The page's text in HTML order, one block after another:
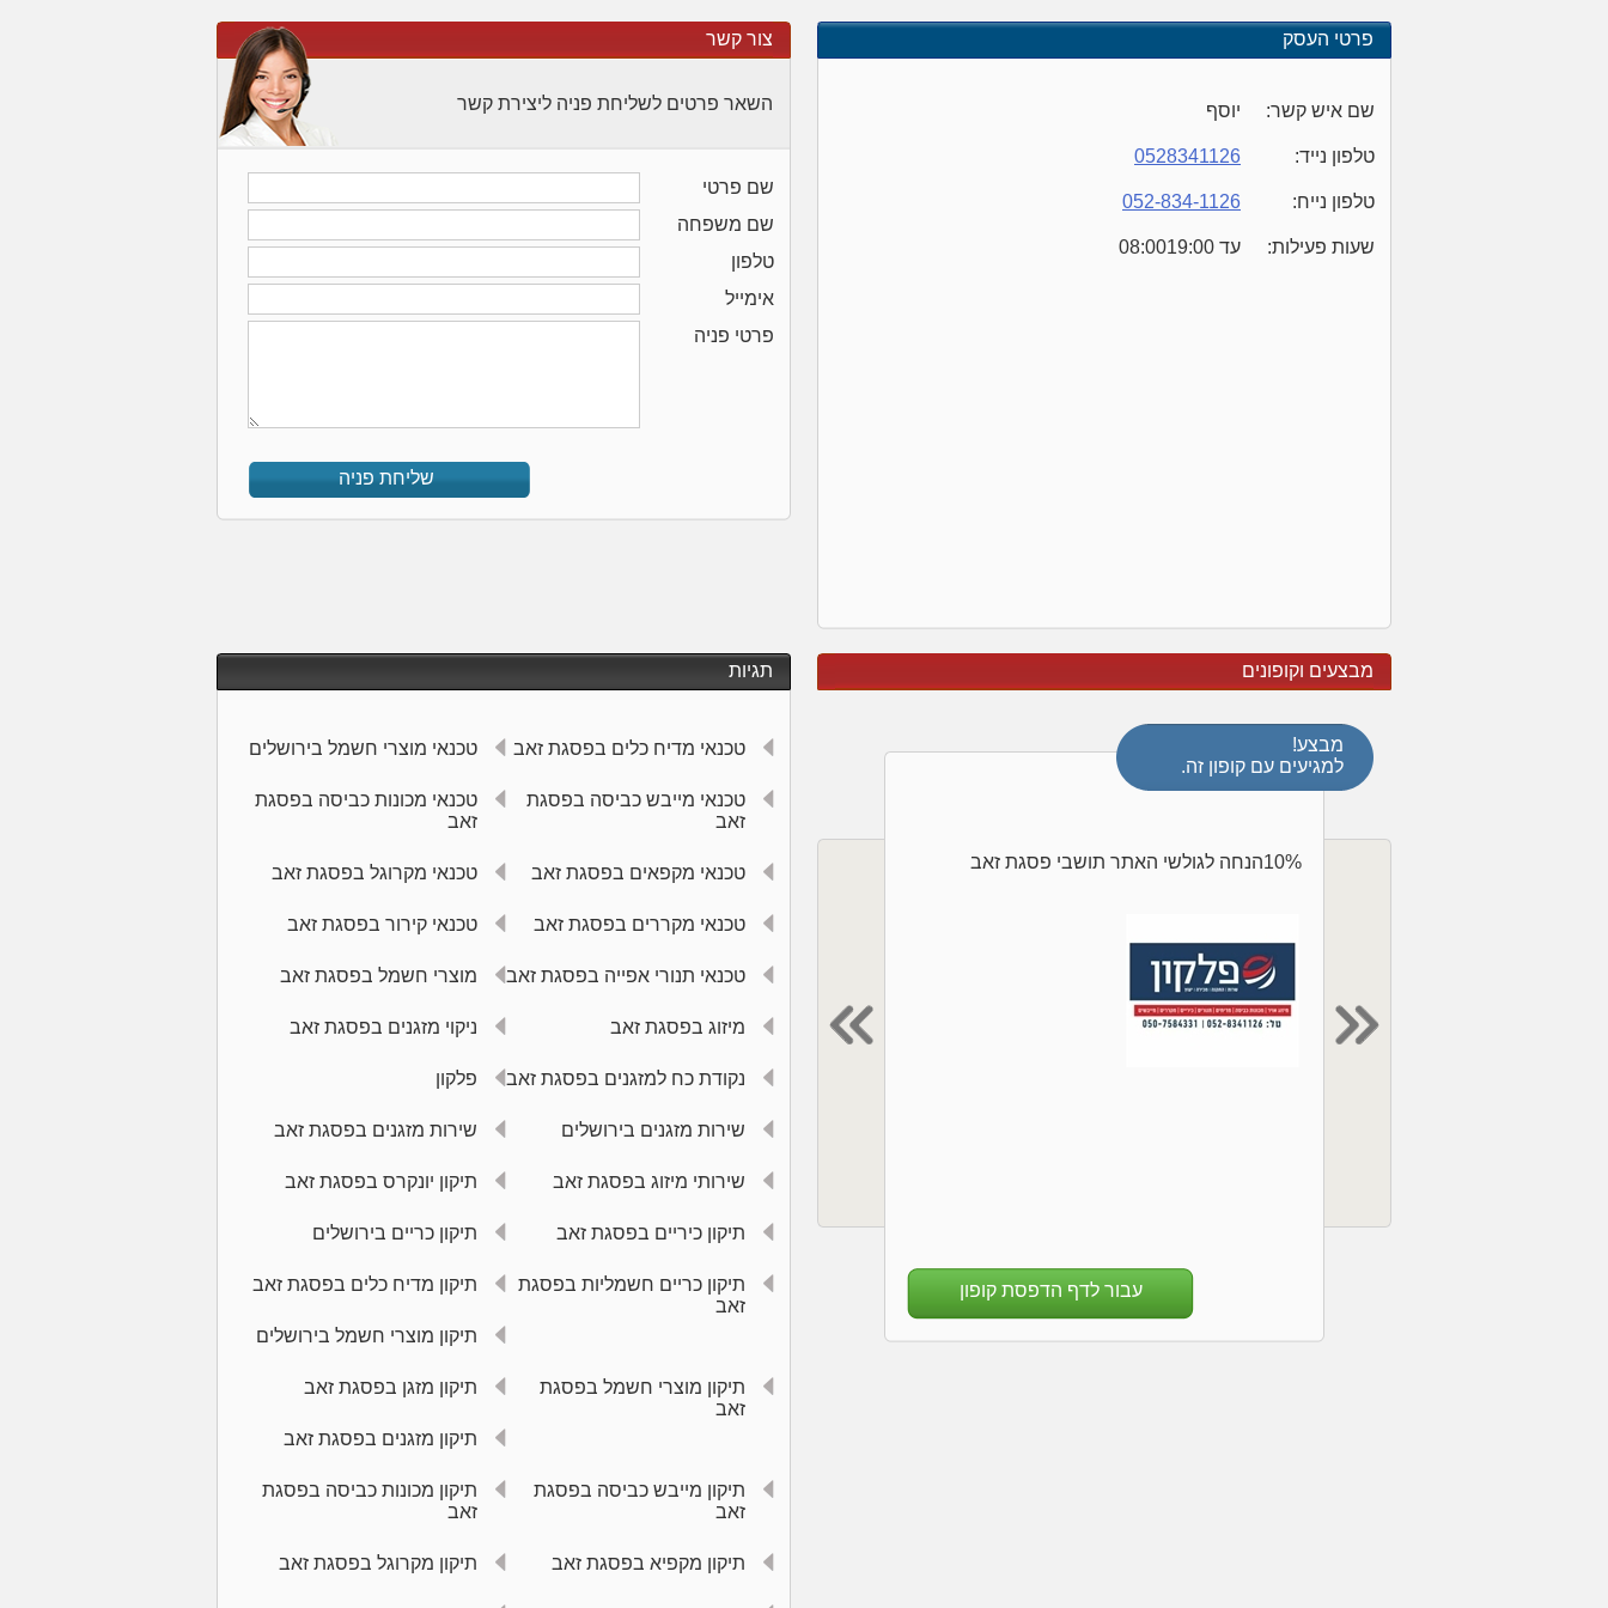
פרטי העסק
שם איש קשר: יוסף
טלפון נייד: 0528341126
טלפון נייח: 052-834-1126
שעות פעילות: 08:00עד 19:00
צור קשר
שם פרטי
שם משפחה
טלפון
אימייל
פרטי פניה
השאר פרטים לשליחת פניה ליצירת קשר
שליחת פניה
מבצעים וקופונים
10%הנחה לגולשי האתר תושבי פסגת זאב
מבצע!
למגיעים עם קופון זה.
עבור לדף הדפסת קופון
תגיות
טכנאי מדיח כלים בפסגת זאב טכנאי מוצרי חשמל בירושלים
טכנאי מייבש כביסה בפסגת
זאב
טכנאי מכונות כביסה בפסגת
זאב
טכנאי מקפאים בפסגת זאב טכנאי מקרוגל בפסגת זאב
טכנאי מקררים בפסגת זאב טכנאי קירור בפסגת זאב
טכנאי תנורי אפייה בפסגת זאב מוצרי חשמל בפסגת זאב
מיזוג בפסגת זאב ניקוי מזגנים בפסגת זאב
נקודת כח למזגנים בפסגת זאב פלקון
שירות מזגנים בירושלים שירות מזגנים בפסגת זאב
שירותי מיזוג בפסגת זאב תיקון יונקרס בפסגת זאב
תיקון כיריים בפסגת זאב תיקון כריים בירושלים
תיקון כריים חשמליות בפסגת
זאב
תיקון מדיח כלים בפסגת זאב
תיקון מוצרי חשמל בירושלים
תיקון מוצרי חשמל בפסגת
זאב
תיקון מזגן בפסגת זאב
תיקון מזגנים בפסגת זאב
תיקון מייבש כביסה בפסגת
זאב
תיקון מכונות כביסה בפסגת
זאב
תיקון מקפיא בפסגת זאב תיקון מקרוגל בפסגת זאב